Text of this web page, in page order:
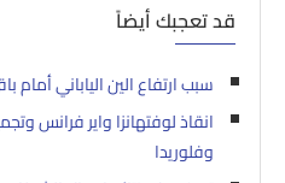
قد تعجبك أيضاً
سبب ارتفاع الين الياباني أمام
انقاذ لوفتهانزا واير فرانس
وفلوريدا